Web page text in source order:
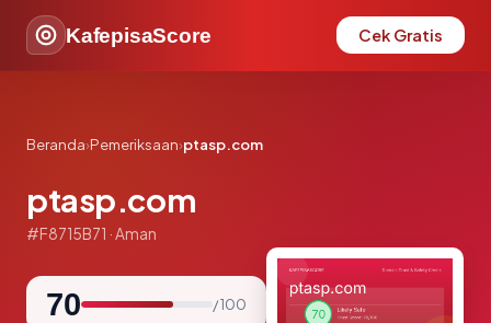
KafepisaScore Cek Gratis
Beranda›Pemeriksaan›ptasp.com
ptasp.com
#F8715B71 · Aman
70 / 100